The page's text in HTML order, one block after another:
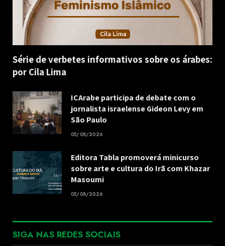
Série de verbetes informativos sobre os árabes:
por Cila Lima
ICArabe participa de debate com o
jornalista israelense Gideon Levy em
São Paulo
05/08/2026
Editora Tabla promoverá minicurso
sobre arte e cultura do Irã com Khazar
Masoumi
05/08/2026
SIGA NAS REDES SOCIAIS